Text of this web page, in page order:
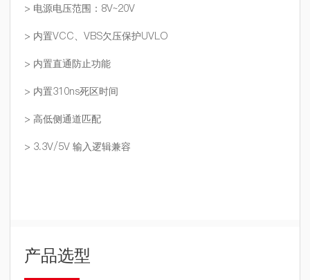
> 电源电压范围：8V~20V
> 内置VCC、VBS欠压保护UVLO
> 内置直通防止功能
> 内置310ns死区时间
> 高低侧通道匹配
> 3.3V/5V 输入逻辑兼容
产品选型